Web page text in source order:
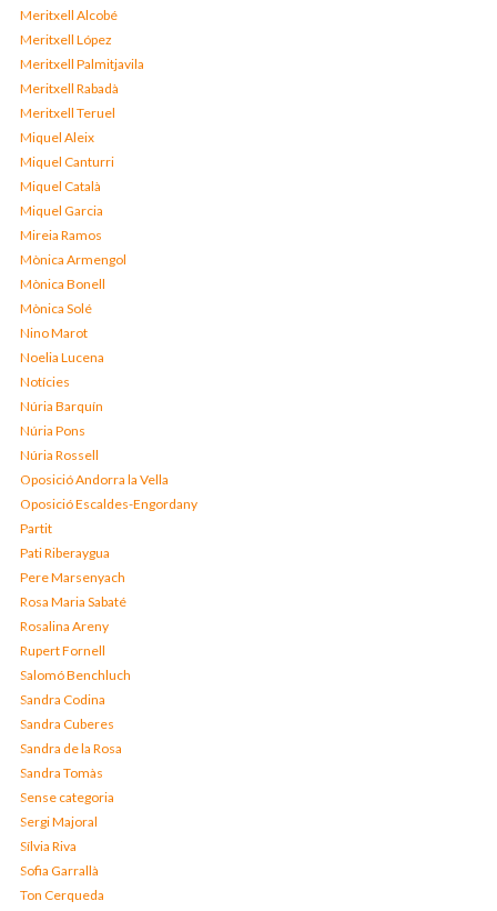
Meritxell Alcobé
Meritxell López
Meritxell Palmitjavila
Meritxell Rabadà
Meritxell Teruel
Miquel Aleix
Miquel Canturri
Miquel Català
Miquel Garcia
Mireia Ramos
Mònica Armengol
Mònica Bonell
Mònica Solé
Nino Marot
Noelia Lucena
Notícies
Núria Barquín
Núria Pons
Núria Rossell
Oposició Andorra la Vella
Oposició Escaldes-Engordany
Partit
Pati Riberaygua
Pere Marsenyach
Rosa Maria Sabaté
Rosalina Areny
Rupert Fornell
Salomó Benchluch
Sandra Codina
Sandra Cuberes
Sandra de la Rosa
Sandra Tomàs
Sense categoria
Sergi Majoral
Sílvia Riva
Sofia Garrallà
Ton Cerqueda